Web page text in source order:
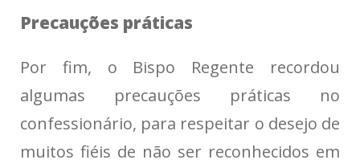
Precauções práticas
Por fim, o Bispo Regente recordou
algumas precauções práticas no
confessionário, para respeitar o desejo de
muitos fiéis de não ser reconhecidos em